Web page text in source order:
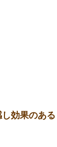
果のある